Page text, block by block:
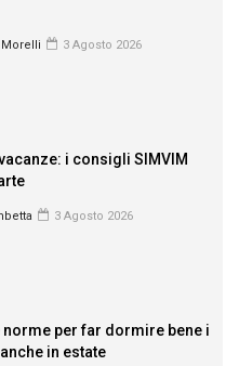
3 Agosto 2026
i consigli SIMVIM
3 Agosto 2026
norme per far dormire bene i
in estate